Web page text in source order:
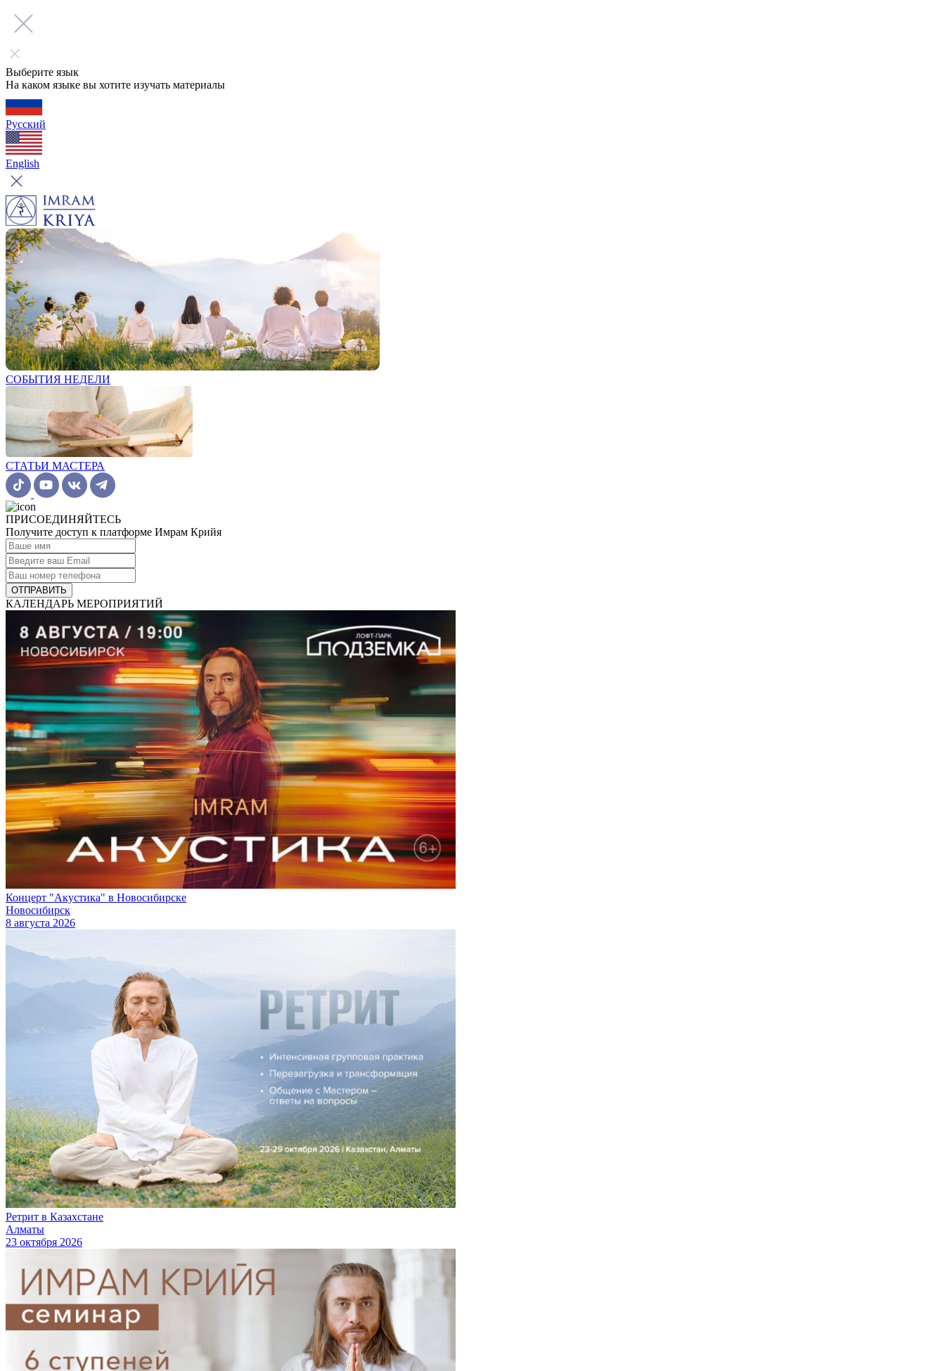
Выберите язык
На каком языке вы хотите изучать материалы
Русский
English
СОБЫТИЯ НЕДЕЛИ
СТАТЬИ МАСТЕРА
ПРИСОЕДИНЯЙТЕСЬ
Получите доступ к платформе Имрам Крийя
ОТПРАВИТЬ
КАЛЕНДАРЬ МЕРОПРИЯТИЙ
Концерт "Акустика" в Новосибирске
Новосибирск
8 августа 2026
Ретрит в Казахстане
Алматы
23 октября 2026